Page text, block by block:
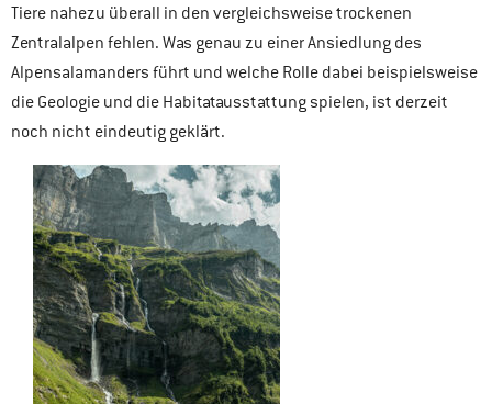
Tiere nahezu überall in den vergleichsweise trockenen
Zentralalpen fehlen. Was genau zu einer Ansiedlung des
Alpensalamanders führt und welche Rolle dabei beispielsweise
die Geologie und die Habitatausstattung spielen, ist derzeit
noch nicht eindeutig geklärt.